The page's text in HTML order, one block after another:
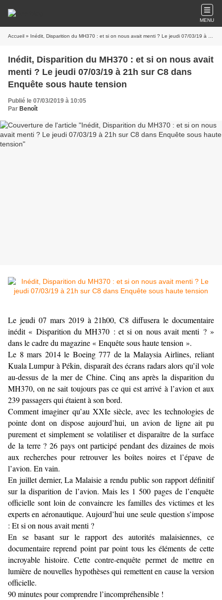
MENU
Accueil » Inédit, Disparition du MH370 : et si on nous avait menti ? Le jeudi 07/03/19 à 21h sur C8 dans Enquête sous haute tension
Inédit, Disparition du MH370 : et si on nous avait
menti ? Le jeudi 07/03/19 à 21h sur C8 dans
Enquête sous haute tension
Publié le 07/03/2019 à 10:05
Par Benoît
Le jeudi 07 mars 2019 à 21h00, C8 diffusera le documentaire
inédit « Disparition du MH370 : et si on nous avait menti ?»
dans le cadre du magazine « Enquête sous haute tension ».
Le 8 mars 2014 le Boeing 777 de la Malaysia Airlines, reliant
Kuala Lumpur à Pékin, disparaît des écrans radars alors qu’il vole
au-dessus de la mer de Chine. Cinq ans après la disparition du
MH370, on ne sait toujours pas ce qui est arrivé à l’avion et aux
239 passagers qui étaient à son bord.
Comment imaginer qu’au XXIe siècle, avec les technologies de
pointe dont on dispose aujourd’hui, un avion de ligne ait pu
purement et simplement se volatiliser et disparaître de la surface
de la terre ? 26 pays ont participé pendant des dizaines de mois
aux recherches pour retrouver les boîtes noires et l’épave de
l’avion. En vain.
En juillet dernier, La Malaisie a rendu public son rapport définitif
sur la disparition de l’avion. Mais les 1 500 pages de l’enquête
officielle sont loin de convaincre les familles des victimes et les
experts en aéronautique. Aujourd’hui une seule question s’impose
: Et si on nous avait menti ?
En se basant sur le rapport des autorités malaisiennes, ce
documentaire reprend point par point tous les éléments de cette
incroyable histoire. Cette contre-enquête permet de mettre en
lumière de nouvelles hypothèses qui remettent en cause la version
officielle.
90 minutes pour comprendre l’incompréhensible !